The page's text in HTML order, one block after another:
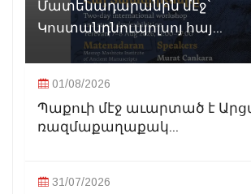
Մատենադարանին մէջ՝
Կոստանդնուպոլսոյ հայ...
01/08/2026
Պաքուի մէջ աւարտած է
ռազմաքաղաքակ...
31/07/2026